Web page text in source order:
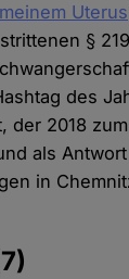
Uterus
§
des
der 2018
als Antwort
in